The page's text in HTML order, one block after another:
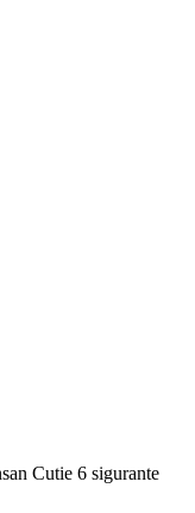
Cutie 6 sigurante